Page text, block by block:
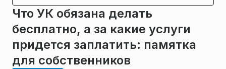
Что УК обязана делать
бесплатно, а за какие услуги
придется заплатить: памятка
для собственников